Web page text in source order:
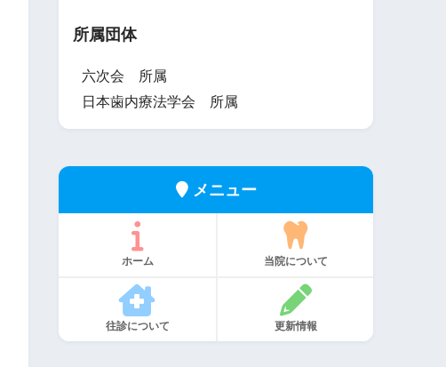
所属団体
六次会 所属
日本歯内療法学会 所属
メニュー
ホーム 当院について
往診について 更新情報